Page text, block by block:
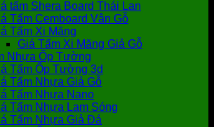
tấm Shera Board Thái Lan
Tấm Cemboard Vân Gỗ
Tấm Xi Măng
Giá Tấm Xi Măng Giả Gỗ
Nhựa Ốp Tường
Tấm Ốp Tường 3d
Tấm Nhựa Giả Gỗ
Tấm Nhựa Nano
Tấm Nhựa Lam Sóng
Tấm Nhựa Giả Đá